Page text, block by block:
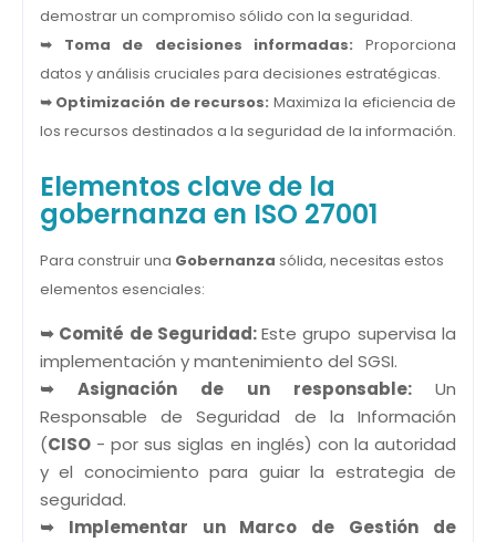
demostrar un compromiso sólido con la seguridad.
➥ Toma de decisiones informadas: Proporciona
datos y análisis cruciales para decisiones estratégicas.
➥ Optimización de recursos: Maximiza la eficiencia de
los recursos destinados a la seguridad de la información.
Elementos clave de la
gobernanza en ISO 27001
Para construir una Gobernanza sólida, necesitas estos
elementos esenciales:
➥ Comité de Seguridad:Este grupo supervisa la
implementación y mantenimiento del SGSI.
➥ Asignación de un responsable: Un
Responsable de Seguridad de la Información
(CISO - por sus siglas en inglés) con la autoridad
y el conocimiento para guiar la estrategia de
seguridad.
➥ Implementar un Marco de Gestión de